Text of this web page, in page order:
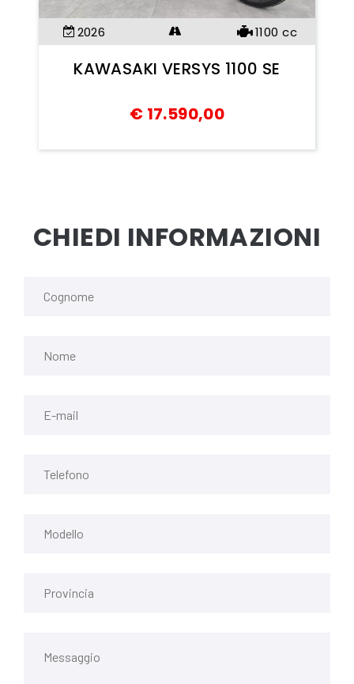
2026 1100 cc
KAWASAKI VERSYS 1100 SE
€ 17.590,00
CHIEDI INFORMAZIONI